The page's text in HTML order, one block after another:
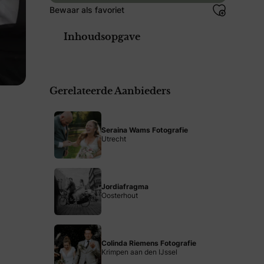
Bewaar als favoriet
Inhoudsopgave
Gerelateerde Aanbieders
Seraina Wams Fotografie
Utrecht
Jordiafragma
Oosterhout
Colinda Riemens Fotografie
Krimpen aan den IJssel